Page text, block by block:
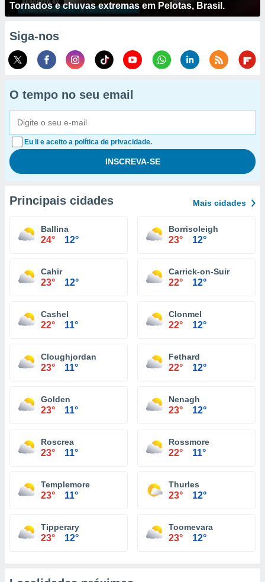
Tornados e chuvas extremas em Pelotas, Brasil.
Siga-nos
O tempo no seu email
Eu li e aceito a política de privacidade.
Principais cidades Mais cidades
Ballina
24° 12°
Borrisoleigh
23° 12°
Cahir
23° 12°
Carrick-on-Suir
22° 12°
Cashel
22° 11°
Clonmel
22° 12°
Cloughjordan
23° 11°
Fethard
22° 12°
Golden
23° 11°
Nenagh
23° 12°
Roscrea
23° 11°
Rossmore
22° 11°
Templemore
23° 11°
Thurles
23° 12°
Tipperary
23° 12°
Toomevara
23° 12°